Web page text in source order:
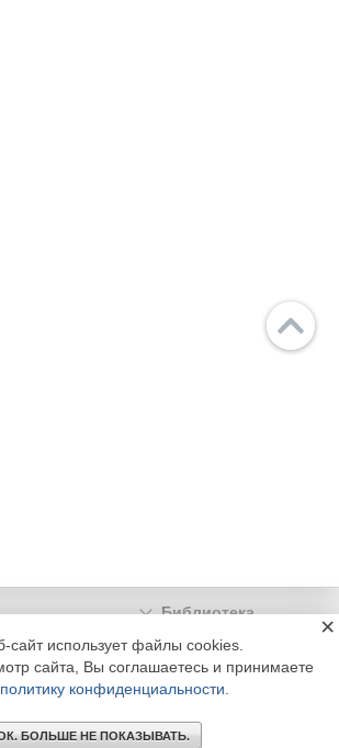
Библиотека
Реклама
дом «МЕДИА ТЕХНОЛОДЖИ» +7 (495) 665-00-
сайт использует файлы cookies.
сайта, Вы соглашаетесь и принимаете
политику конфиденциальности
БОЛЬШЕ НЕ ПОКАЗЫВАТЬ.
×